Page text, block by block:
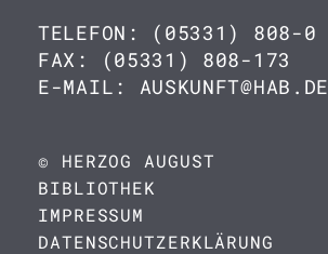
TELEFON: (05331) 808-0
FAX: (05331) 808-173
E-MAIL: AUSKUNFT@HAB.DE
© HERZOG AUGUST
BIBLIOTHEK
IMPRESSUM
DATENSCHUTZERKLÄRUNG